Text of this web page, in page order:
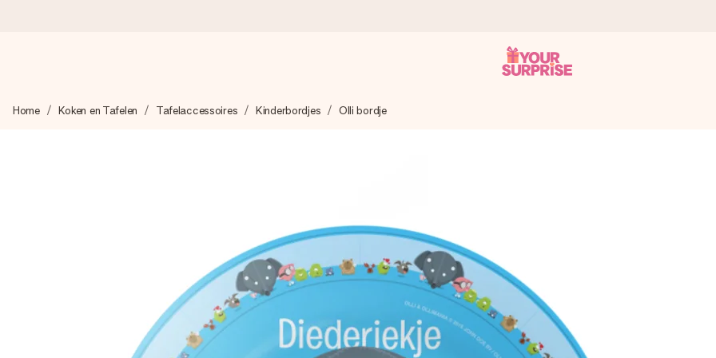
We maken jouw cadeau met zorg en zorgen dat het razendsnel onderweg is - zodat jij kunt geven op precies het juiste moment,
Je maakt in een paar stappen iets unieks – met haar naam, jullie foto of een boodschap die raakt. Zonder gedoe, maar met alle
Home Koken en Tafelen Tafelaccessoires Kinderbordjes Olli bordje